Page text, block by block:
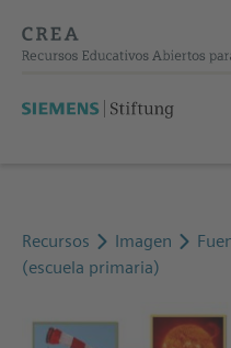
Recursos Imagen
(escuela primaria)